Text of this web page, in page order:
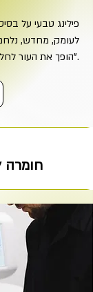
פילינג טבעי על
לעומק, מחדש,
הופך את העור לחלק כמו "חדש".
חומרה